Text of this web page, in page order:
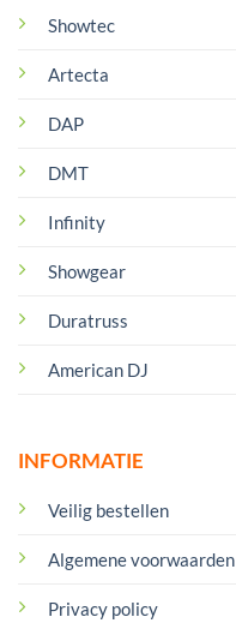
Showtec
Artecta
DAP
DMT
Infinity
Showgear
Duratruss
American DJ
INFORMATIE
Veilig bestellen
Algemene voorwaarden
Privacy policy